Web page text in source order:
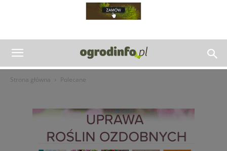
Strona główna Polecane